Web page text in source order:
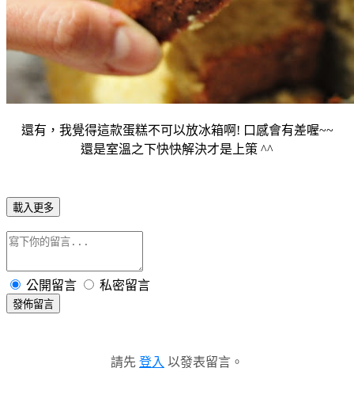
還有，我覺得這款蛋糕不可以放冰箱啊! 口感會有差喔~~
還是室溫之下快快解決才是上策 ^^
載入更多
公開留言 私密留言
發佈留言
請先 登入 以發表留言。